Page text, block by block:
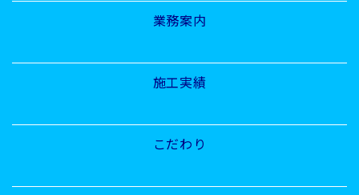
業務案内
施工実績
こだわり